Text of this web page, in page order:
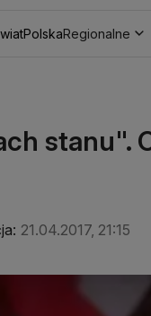
PolskaRegionalne
stanu".
21.04.2017, 21:15